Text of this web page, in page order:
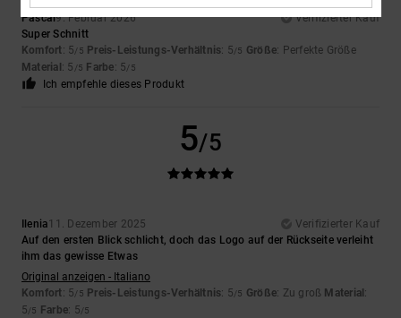
Pascal9. Februar 2026
Verifizierter Kauf
Super Schnitt
Komfort: 5/5 Preis-Leistungs-Verhältnis: 5/5 Größe: Perfekte Größe
Material : 5 /5 Farbe: 5/5
Ich empfehle dieses Produkt
5/5
Ilenia11. Dezember 2025
Verifizierter Kauf
Auf den ersten Blick schlicht, doch das Logo auf der Rückseite verleiht
ihm das gewisse Etwas
Original anzeigen - Italiano
Komfort: 5/5 Preis-Leistungs-Verhältnis: 5/5 Größe: Zu groß Material :
5/5 Farbe: 5/5